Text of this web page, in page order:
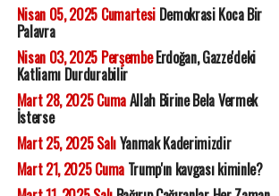
Nisan 05, 2025 CumartesiDemokrasi Koca Bir
Palavra
Nisan 03, 2025 PerşembeErdoğan, Gazze'deki
Katliamı Durdurabilir
Mart 28, 2025 CumaAllah Birine Bela Vermek
İsterse
Mart 25, 2025 SalıYanmak Kaderimizdir
Mart 21, 2025 CumaTrump'ın kavgası kiminle?